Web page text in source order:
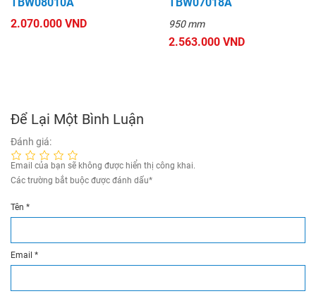
2.070.000 VND
950 mm
2.563.000 VND
Để Lại Một Bình Luận
Đánh giá:
Email của bạn sẽ không được hiển thị công khai.
Các trường bắt buộc được đánh dấu*
Tên *
Email *